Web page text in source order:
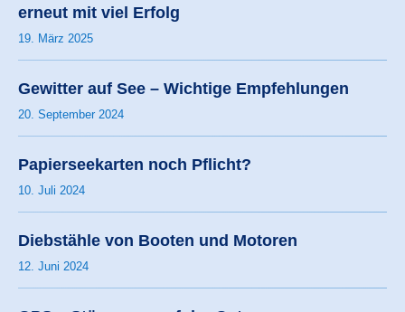
erneut mit viel Erfolg
19. März 2025
Gewitter auf See – Wichtige Empfehlungen
20. September 2024
Papierseekarten noch Pflicht?
10. Juli 2024
Diebstähle von Booten und Motoren
12. Juni 2024